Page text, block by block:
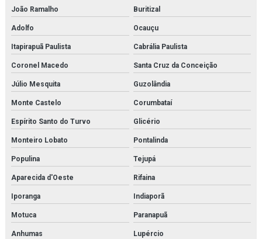
João Ramalho Buritizal
Adolfo Ocauçu
Itapirapuã Paulista Cabrália Paulista
Coronel Macedo Santa Cruz da Conceição
Júlio Mesquita Guzolândia
Monte Castelo Corumbataí
Espírito Santo do Turvo Glicério
Monteiro Lobato Pontalinda
Populina Tejupá
Aparecida d'Oeste Rifaina
Iporanga Indiaporã
Motuca Paranapuã
Anhumas Lupércio